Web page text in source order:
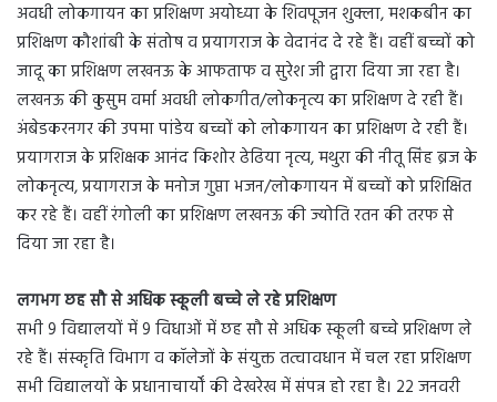
अवधी लोकगायन का प्रशिक्षण अयोध्या के शिवपूजन शुक्ला, मशकबीन का
प्रशिक्षण कौशांबी के संतोष व प्रयागराज के वेदानंद दे रहे हैं। वहीं बच्चों को
जादू का प्रशिक्षण लखनऊ के आफताफ व सुरेश जी द्वारा दिया जा रहा है।
लखनऊ की कुसुम वर्मा अवधी लोकगीत/लोकनृत्य का प्रशिक्षण दे रही हैं।
अंबेडकरनगर की उपमा पांडेय बच्चों को लोकगायन का प्रशिक्षण दे रही हैं।
प्रयागराज के प्रशिक्षक आनंद किशोर ढेढिया नृत्य, मथुरा की नीतू सिंह ब्रज के
लोकनृत्य, प्रयागराज के मनोज गुप्ता भजन/लोकगायन में बच्चों को प्रशिक्षित
कर रहे हैं। वहीं रंगोली का प्रशिक्षण लखनऊ की ज्योति रतन की तरफ से
दिया जा रहा है।
लगभग छह सौ से अधिक स्कूली बच्चे ले रहे प्रशिक्षण
सभी 9 विद्यालयों में 9 विधाओं में छह सौ से अधिक स्कूली बच्चे प्रशिक्षण ले
रहे हैं। संस्कृति विभाग व कॉलेजों के संयुक्त तत्वावधान में चल रहा प्रशिक्षण
सभी विद्यालयों के प्रधानाचार्यों की देखरेख में संपन्न हो रहा है। 22 जनवरी